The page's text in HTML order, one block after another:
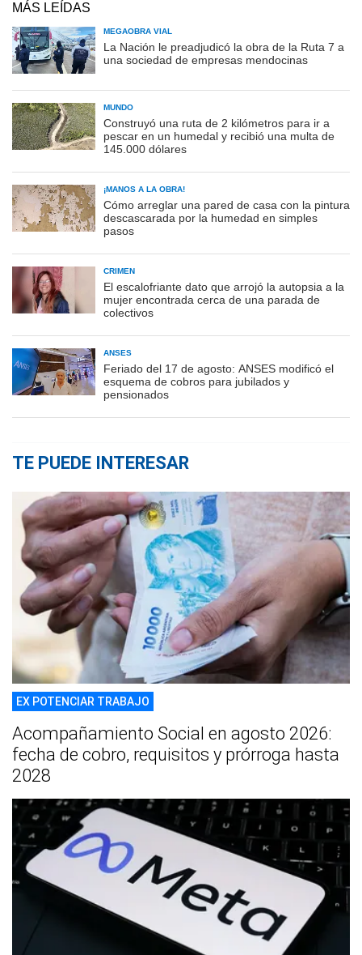
MÁS LEÍDAS
MEGAOBRA VIAL
La Nación le preadjudicó la obra de la Ruta 7 a
una sociedad de empresas mendocinas
MUNDO
Construyó una ruta de 2 kilómetros para ir a
pescar en un humedal y recibió una multa de
145.000 dólares
¡MANOS A LA OBRA!
Cómo arreglar una pared de casa con la pintura
descascarada por la humedad en simples
pasos
CRIMEN
El escalofriante dato que arrojó la autopsia a la
mujer encontrada cerca de una parada de
colectivos
ANSES
Feriado del 17 de agosto: ANSES modificó el
esquema de cobros para jubilados y
pensionados
TE PUEDE INTERESAR
EX POTENCIAR TRABAJO
Acompañamiento Social en agosto 2026:
fecha de cobro, requisitos y prórroga hasta
2028